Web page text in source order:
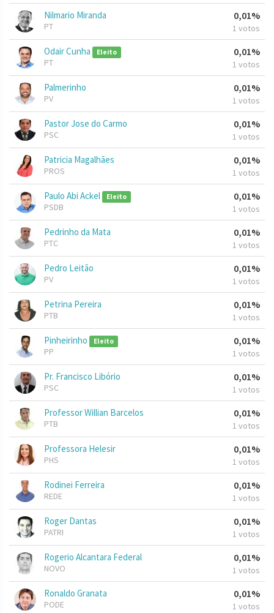
Nilmario Miranda
PT
0,01%
1 votos
Odair Cunha Eleito
PT
0,01%
1 votos
Palmerinho
PV
0,01%
1 votos
Pastor Jose do Carmo
PSC
0,01%
1 votos
Patricia Magalhães
PROS
0,01%
1 votos
Paulo Abi Ackel Eleito
PSDB
0,01%
1 votos
Pedrinho da Mata
PTC
0,01%
1 votos
Pedro Leitão
PV
0,01%
1 votos
Petrina Pereira
PTB
0,01%
1 votos
Pinheirinho Eleito
PP
0,01%
1 votos
Pr. Francisco Libório
PSC
0,01%
1 votos
Professor Willian Barcelos
PTB
0,01%
1 votos
Professora Helesir
PHS
0,01%
1 votos
Rodinei Ferreira
REDE
0,01%
1 votos
Roger Dantas
PATRI
0,01%
1 votos
Rogerio Alcantara Federal
NOVO
0,01%
1 votos
Ronaldo Granata
PODE
0,01%
1 votos